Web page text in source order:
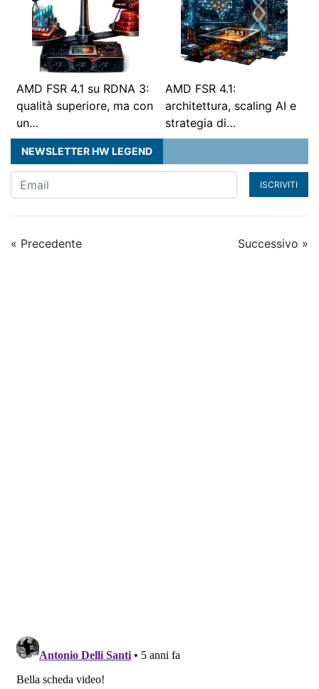
AMD FSR 4.1 su RDNA 3:
qualità superiore, ma con
un…
AMD FSR 4.1:
architettura, scaling AI e
strategia di…
NEWSLETTER HW LEGEND
ISCRIVITI
« Precedente Successivo »